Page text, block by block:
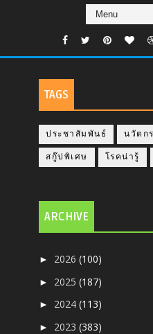
TAGS
ประชาสัมพันธ์ นวัตก
สกู๊ปพิเศษ โรคน่ารู้
ARCHIVE
► 2026(100)
► 2025(187)
► 2024(113)
► 2023(383)